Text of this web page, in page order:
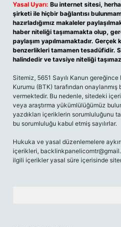
Yasal Uyarı: Bu internet sitesi,
şirketi ile hiçbir bağlantısı
hazırladığımız makaleler
haber niteliği taşımamakta olup,
paylaşım yapılmamaktadır.
benzerlikleri tamamen tesadüfidir.
halindedir ve tavsiye niteliği
Sitemiz, 5651 Sayılı Kanun
Kurumu (BTK) tarafından onaylanmış
vermektedir. Bu nedenle, sitedeki
veya araştırma yükümlülüğümüz
yazdıkları içeriklerin sorumluluğunu
bu sorumluluğu kabul etmiş sayılırlar.
Hukuka ve yasal düzenlemelere
içerikleri,
ilgili içerikler yasal süre içerisinde